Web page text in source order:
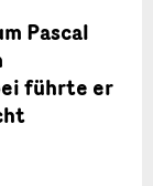
Pascal
führte er